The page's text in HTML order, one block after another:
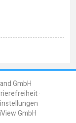
GmbH
GmbH